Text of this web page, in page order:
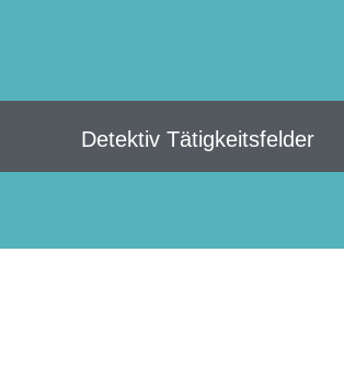
Detektiv Tätigkeitsfelder